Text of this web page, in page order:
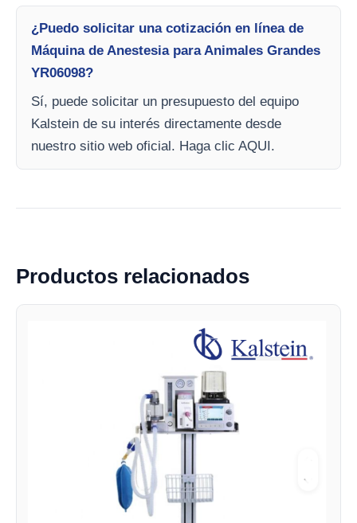
¿Puedo solicitar una cotización en línea de
Máquina de Anestesia para Animales Grandes
YR06098?
Sí, puede solicitar un presupuesto del equipo
Kalstein de su interés directamente desde
nuestro sitio web oficial. Haga clic AQUI.
Productos relacionados